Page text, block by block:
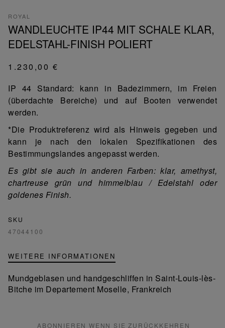
ROYAL
WANDLEUCHTE IP44 MIT SCHALE KLAR,
EDELSTAHL-FINISH POLIERT
1.230,00 €
IP 44 Standard: kann in Badezimmern, im Freien
(überdachte Bereiche) und auf Booten verwendet
werden.
*Die Produktreferenz wird als Hinweis gegeben und
kann je nach den lokalen Spezifikationen des
Bestimmungslandes angepasst werden.
Es gibt sie auch in anderen Farben: klar, amethyst,
chartreuse grün und himmelblau / Edelstahl oder
goldenes Finish.
SKU
47044100
WEITERE INFORMATIONEN
Mundgeblasen und handgeschliffen in Saint-Louis-lès-
Bitche im Departement Moselle, Frankreich
ABONNIEREN WENN SIE ZURÜCKKEHREN